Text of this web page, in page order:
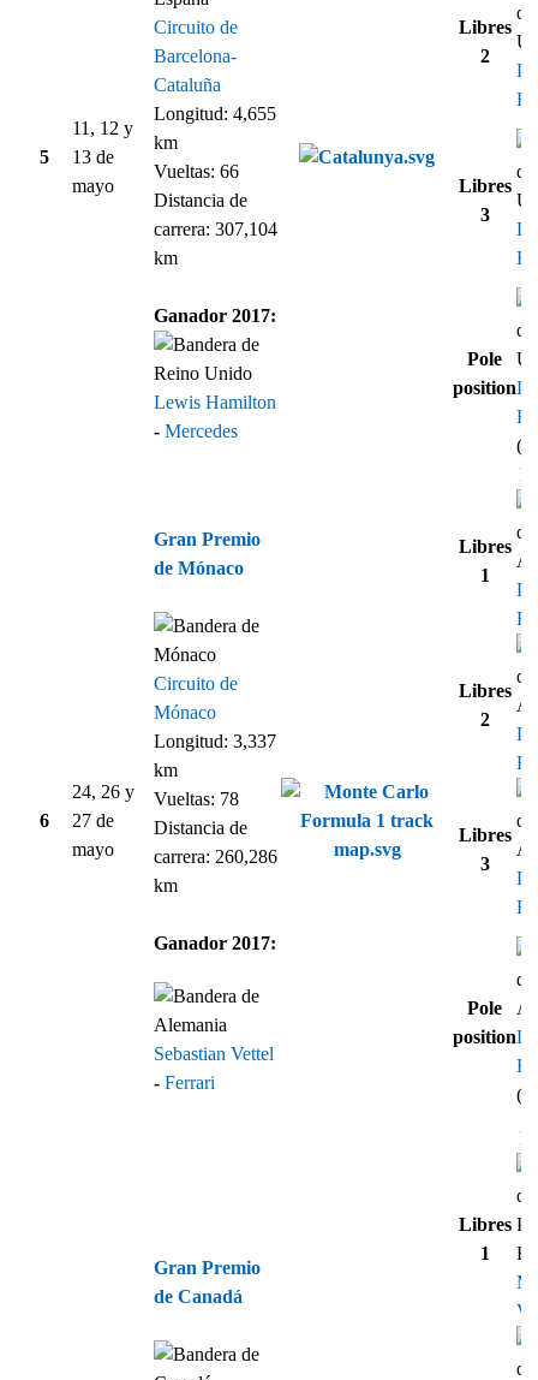
5
11, 12 y
13 de
mayo
Circuito de
Barcelona-
Cataluña
Longitud: 4,655
km
Vueltas: 66
Distancia de
carrera: 307,104
km
Ganador 2017:
Lewis Hamilton
- Mercedes
Libres
2
Libres
3
Pole
position
6
24, 26 y
27 de
mayo
Gran Premio
de Mónaco
Circuito de
Mónaco
Longitud: 3,337
km
Vueltas: 78
Distancia de
carrera: 260,286
km
Ganador 2017:
Sebastian Vettel
- Ferrari
Libres
1
Libres
2
Libres
3
Pole
position
Gran Premio
de Canadá
Libres
1